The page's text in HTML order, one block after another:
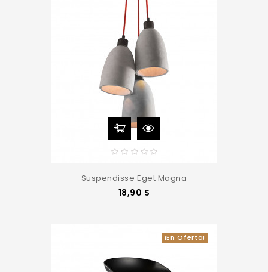
Suspendisse Eget Magna
18,90 $
¡En Oferta!